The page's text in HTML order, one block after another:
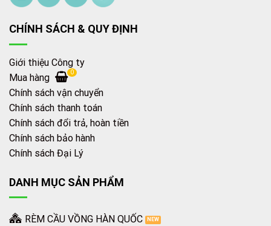
CHÍNH SÁCH & QUY ĐỊNH
Giới thiệu Công ty
Mua hàng
0
Chính sách vận chuyển
Chính sách thanh toán
Chính sách đổi trả, hoàn tiền
Chính sách bảo hành
Chính sách Đại Lý
DANH MỤC SẢN PHẨM
RÈM CẦU VỒNG HÀN QUỐC